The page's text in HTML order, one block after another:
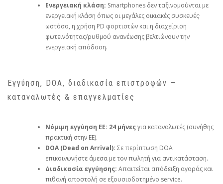
Ενεργειακή κλάση: Smartphones δεν ταξινομούνται με
ενεργειακή κλάση όπως οι μεγάλες οικιακές συσκευές·
ωστόσο, η χρήση PD φορτιστών και η διαχείριση
φωτεινότητας/ρυθμού ανανέωσης βελτιώνουν την
ενεργειακή απόδοση.
Εγγύηση, DOA, διαδικασία επιστροφών —
καταναλωτές & επαγγελματίες
Νόμιμη εγγύηση ΕΕ: 24 μήνεςγια καταναλωτές (συνήθης
πρακτική στην ΕΕ).
DOA (Dead on Arrival): Σε περίπτωση DOA
επικοινωνήστε άμεσα με τον πωλητή για αντικατάσταση.
Διαδικασία εγγύησης: Απαιτείται απόδειξη αγοράς και
πιθανή αποστολή σε εξουσιοδοτημένο service.